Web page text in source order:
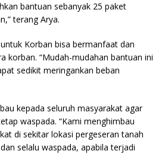
bantuan sebanyak 25 paket
terang Arya.
Korban bisa bermanfaat dan
korban. “Mudah-mudahan bantuan ini
sedikit meringankan beban
kepada seluruh masyarakat agar
waspada. “Kami menghimbau
di sekitar lokasi pergeseran tanah
selalu waspada, apabila terjadi